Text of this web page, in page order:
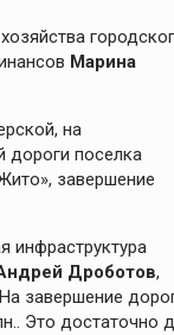
Марина
на
дороги поселка
завершение
инфраструктура
Дроботов,
завершение
Это достаточно